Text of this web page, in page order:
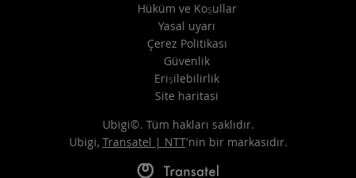
Hüküm ve Koşullar
Yasal uyarı
Çerez Politikası
Güvenlik
Erişilebilirlik
Site haritasi
Ubigi©. Tüm hakları saklıdır.
Ubigi, Transatel | NTT'nin bir markasıdır.